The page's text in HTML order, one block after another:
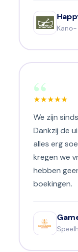
“
★★★★★
We zijn
Dankzij de
alles erg
kregen we
hebben
boekingen.